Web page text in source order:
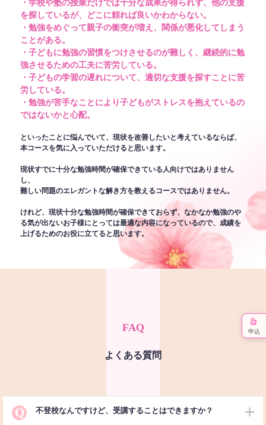
・学校や塾の授業だけでは十分な成果が得られず、他の支援
を探しているが、どこに頼れば良いかわからない。
・勉強をめぐって親子の衝突が増え、関係が悪化してしまう
ことがある。
・子どもに勉強の習慣をつけさせるのが難しく、継続的に勉
強させるための工夫に苦労している。
・子どもの学習の遅れについて、適切な支援を探すことに苦
労している。
・勉強が苦手なことにより子どもがストレスを抱えているの
ではないかと心配。
といったことに悩んでいて、現状を改善したいと考えているならば、
本コースを気に入っていただけると思います。
現状すでに十分な勉強時間が確保できている人向けではありません
し、
難しい問題のエレガントな解き方を教えるコースではありません。
けれど、現状十分な勉強時間が確保できておらず、なかなか勉強のや
る気が出ないお子様にとっては最適な内容になっているので、成績を
上げるためのお役に立てると思います。
FAQ
よくある質問
Q 不登校なんですけど、受講することはできますか？
申込